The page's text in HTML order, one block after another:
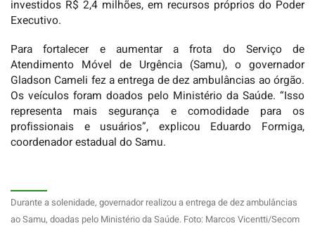
investidos R$ 2,4 milhões, em recursos próprios do Poder
Executivo.
Para fortalecer e aumentar a frota do Serviço de
Atendimento Móvel de Urgência (Samu), o governador
Gladson Cameli fez a entrega de dez ambulâncias ao órgão.
Os veículos foram doados pelo Ministério da Saúde. “Isso
representa mais segurança e comodidade para os
profissionais e usuários”, explicou Eduardo Formiga,
coordenador estadual do Samu.
Durante a solenidade, governador realizou a entrega de dez ambulâncias
ao Samu, doadas pelo Ministério da Saúde. Foto: Marcos Vicentti/Secom